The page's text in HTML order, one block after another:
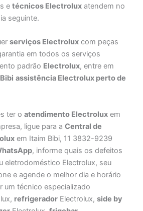
etécnicos Electrolux atendem no
seguinte.
serviços Electrolux com peças
em todos os serviços
padrão Electrolux, entre em
assistência Electrolux perto de
ter oatendimento Electrolux em
ligue para aCentral de
em Itaim Bibi, 11 3832-9239
, informe quais os defeitos
eletrodoméstico Electrolux, seu
e agende o melhor dia e horário
um técnico especializado
refrigerador Electrolux,side by